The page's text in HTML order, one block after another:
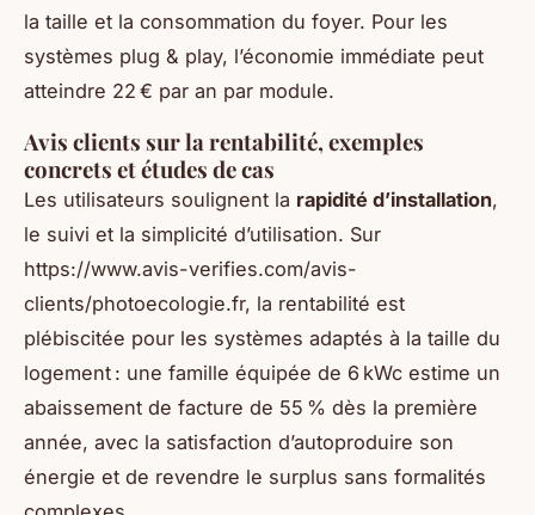
la taille et la consommation du foyer. Pour les
systèmes plug & play, l’économie immédiate peut
atteindre 22 € par an par module.
Avis clients sur la rentabilité, exemples
concrets et études de cas
Les utilisateurs soulignent la rapidité d’installation,
le suivi et la simplicité d’utilisation. Sur
https://www.avis-verifies.com/avis-
clients/photoecologie.fr, la rentabilité est
plébiscitée pour les systèmes adaptés à la taille du
logement : une famille équipée de 6 kWc estime un
abaissement de facture de 55 % dès la première
année, avec la satisfaction d’autoproduire son
énergie et de revendre le surplus sans formalités